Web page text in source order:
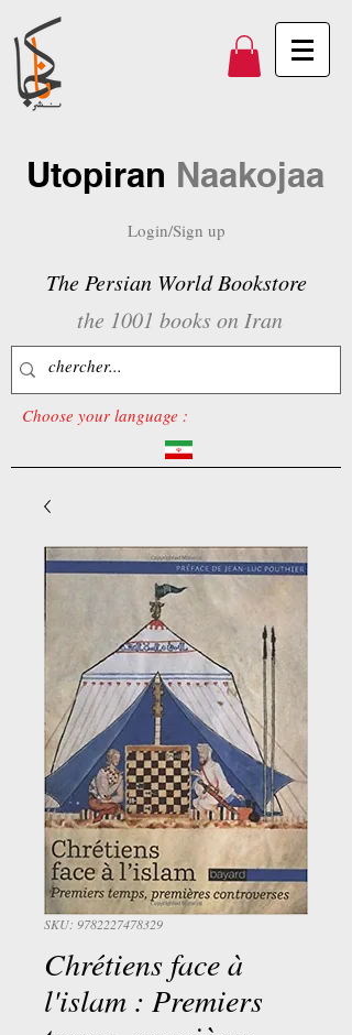
Utopiran Naakojaa
Login/Sign up
The Persian World Bookstore
the 1001 books on Iran
Choose your language :
SKU: 9782227478329
Chrétiens face à
l'islam : Premiers